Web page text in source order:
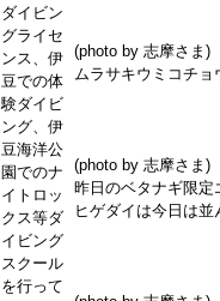
(photo by 志摩さま)
ムラサキウミコチョ
(photo by 志摩さま)
昨日のベタナギ限定
ヒゲダイは今日は
ダイビン
グライセ
ンス、伊
豆での体
験ダイビ
ング、伊
豆海洋公
園でのナ
イトロッ
クス等ダ
イビング
スクール
を行って